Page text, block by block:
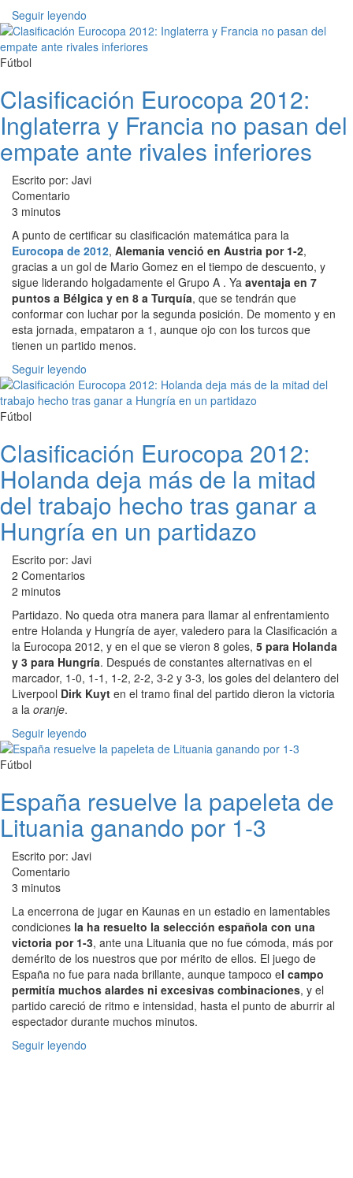
Seguir leyendo
Fútbol
Clasificación Eurocopa 2012:
Inglaterra y Francia no pasan del
empate ante rivales inferiores
Escrito por: Javi
Comentario
3 minutos
A punto de certificar su clasificación matemática para la
Eurocopa de 2012, Alemania venció en Austria por 1-2,
gracias a un gol de Mario Gomez en el tiempo de descuento, y
sigue liderando holgadamente el Grupo A . Ya aventaja en 7
puntos a Bélgica y en 8 a Turquía, que se tendrán que
conformar con luchar por la segunda posición. De momento y en
esta jornada, empataron a 1, aunque ojo con los turcos que
tienen un partido menos.
Seguir leyendo
Fútbol
Clasificación Eurocopa 2012:
Holanda deja más de la mitad
del trabajo hecho tras ganar a
Hungría en un partidazo
Escrito por: Javi
2 Comentarios
2 minutos
Partidazo. No queda otra manera para llamar al enfrentamiento
entre Holanda y Hungría de ayer, valedero para la Clasificación a
la Eurocopa 2012, y en el que se vieron 8 goles, 5 para Holanda
y 3 para Hungría. Después de constantes alternativas en el
marcador, 1-0, 1-1, 1-2, 2-2, 3-2 y 3-3, los goles del delantero del
Liverpool Dirk Kuyt en el tramo final del partido dieron la victoria
a la oranje.
Seguir leyendo
Fútbol
España resuelve la papeleta de
Lituania ganando por 1-3
Escrito por: Javi
Comentario
3 minutos
La encerrona de jugar en Kaunas en un estadio en lamentables
condiciones la ha resuelto la selección española con una
victoria por 1-3, ante una Lituania que no fue cómoda, más por
demérito de los nuestros que por mérito de ellos. El juego de
España no fue para nada brillante, aunque tampoco el campo
permitía muchos alardes ni excesivas combinaciones, y el
partido careció de ritmo e intensidad, hasta el punto de aburrir al
espectador durante muchos minutos.
Seguir leyendo